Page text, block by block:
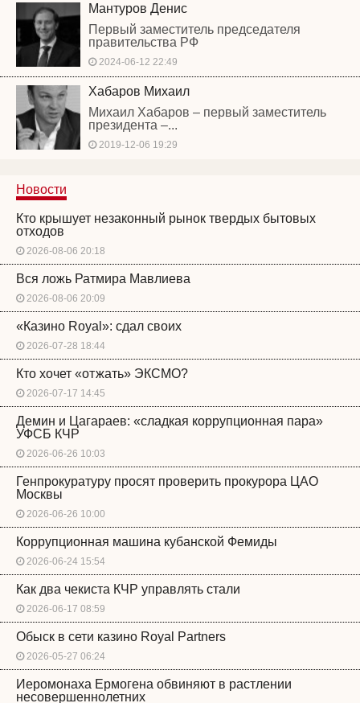
Мантуров Денис
Первый заместитель председателя
правительства РФ
2024-06-12 22:49
Хабаров Михаил
Михаил Хабаров – первый заместитель
президента –...
2019-12-06 19:29
Новости
Кто крышует незаконный рынок твердых бытовых
отходов
2026-08-06 20:18
Вся ложь Ратмира Мавлиева
2026-08-06 20:09
«Казино Royal»: сдал своих
2026-07-28 18:44
Кто хочет «отжать» ЭКСМО?
2026-07-17 14:45
Демин и Цагараев: «сладкая коррупционная пара»
УФСБ КЧР
2026-06-26 10:03
Генпрокуратуру просят проверить прокурора ЦАО
Москвы
2026-06-26 10:00
Коррупционная машина кубанской Фемиды
2026-06-24 15:54
Как два чекиста КЧР управлять стали
2026-06-17 08:59
Обыск в сети казино Royal Partners
2026-05-27 06:24
Иеромонаха Ермогена обвиняют в растлении
несовершеннолетних